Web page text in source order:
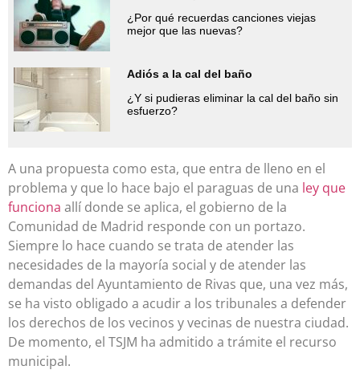
¿Por qué recuerdas canciones viejas
mejor que las nuevas?
Adiós a la cal del baño
¿Y si pudieras eliminar la cal del baño sin
esfuerzo?
A una propuesta como esta, que entra de lleno en el
problema y que lo hace bajo el paraguas de una ley que
funciona allí donde se aplica, el gobierno de la
Comunidad de Madrid responde con un portazo.
Siempre lo hace cuando se trata de atender las
necesidades de la mayoría social y de atender las
demandas del Ayuntamiento de Rivas que, una vez más,
se ha visto obligado a acudir a los tribunales a defender
los derechos de los vecinos y vecinas de nuestra ciudad.
De momento, el TSJM ha admitido a trámite el recurso
municipal.